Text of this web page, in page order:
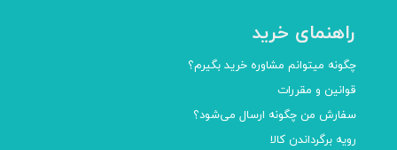
راهنمای خرید
چگونه میتوانم مشاوره خرید بگیرم؟
قوانین و مقررات
سفارش من چگونه ارسال می‌شود؟
رویه برگرداندن کالا